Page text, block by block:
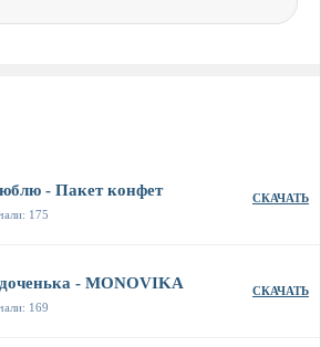
- Пакет конфет
175
СКАЧАТЬ
- MONOVIKA
169
СКАЧАТЬ